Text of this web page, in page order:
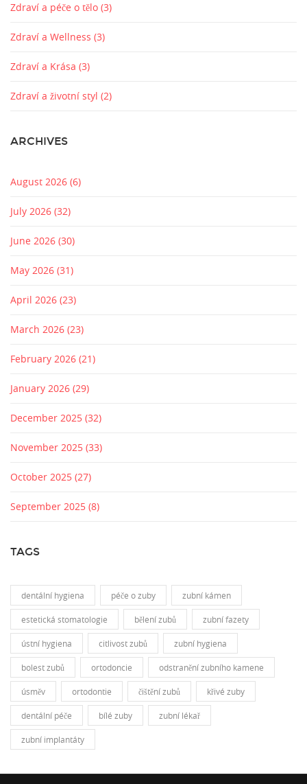
Zdraví a péče o tělo (3)
Zdraví a Wellness (3)
Zdraví a Krása (3)
Zdraví a životní styl (2)
ARCHIVES
August 2026 (6)
July 2026 (32)
June 2026 (30)
May 2026 (31)
April 2026 (23)
March 2026 (23)
February 2026 (21)
January 2026 (29)
December 2025 (32)
November 2025 (33)
October 2025 (27)
September 2025 (8)
TAGS
dentální hygiena péče o zuby zubní kámen
estetická stomatologie bělení zubů zubní fazety
ústní hygiena citlivost zubů zubní hygiena
bolest zubů ortodoncie odstranění zubního kamene
úsměv ortodontie čištění zubů křivé zuby
dentální péče bílé zuby zubní lékař
zubní implantáty